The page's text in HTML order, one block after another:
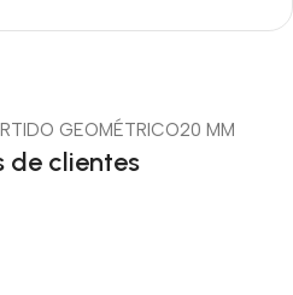
GEOMÉTRICO20 MM
de clientes